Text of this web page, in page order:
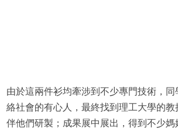
由於這兩件衫均牽涉到不少專門技術，
絡社會的有心人，最終找到理工大學的
伴他們研製；成果展中展出，得到不少媽